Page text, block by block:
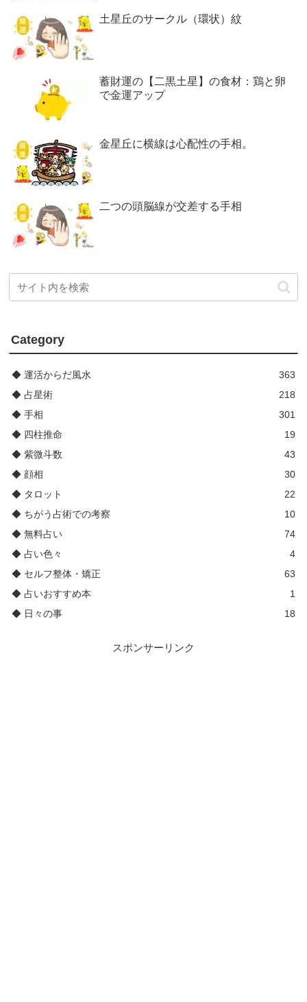
土星丘のサークル（環状）紋
蓄財運の【二黒土星】の食材：鶏と卵
で金運アップ
金星丘に横線は心配性の手相。
二つの頭脳線が交差する手相
Category
◆ 運活からだ風水
363
◆ 占星術
218
◆ 手相
301
◆ 四柱推命
19
◆ 紫微斗数
43
◆ 顔相
30
◆ タロット
22
◆ ちがう占術での考察
10
◆ 無料占い
74
◆ 占い色々
4
◆ セルフ整体・矯正
63
◆ 占いおすすめ本
1
◆ 日々の事
18
スポンサーリンク